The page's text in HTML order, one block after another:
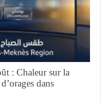
: Chaleur sur la
dans